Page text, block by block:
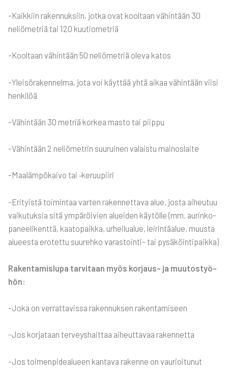
-Kaik­kiin raken­nuk­siin, jot­ka ovat kool­taan vähin­tään 30
neliö­met­riä tai 120 kuu­tio­met­riä
-Kool­taan vähin­tään 50 neliö­met­riä ole­va katos
-Ylei­sö­ra­ken­nel­ma, jota voi käyt­tää yhtä aikaa vähin­tään vii­si
hen­ki­löä
-Vähin­tään 30 met­riä kor­kea mas­to tai piip­pu
-Vähin­tään 2 neliö­met­rin suu­rui­nen valais­tu mai­nos­lai­te
-Maa­läm­pö­kai­vo tai ‑keruu­pii­ri
-Eri­tyis­tä toi­min­taa var­ten raken­net­ta­va alue, jos­ta aiheu­tuu
vai­ku­tuk­sia sitä ympä­röi­vien aluei­den käy­töl­le (mm. aurin­ko­
pa­nee­li­kent­tä, kaa­to­paik­ka, urhei­lua­lue, lei­rin­tä­alue, muus­ta
alu­ees­ta ero­tet­tu suu­reh­ko varas­toin­ti- tai pysä­köin­ti­paik­ka)
Raken­ta­mis­lu­pa tar­vi­taan myös kor­jaus- ja muu­tos­työ­
hön:
-Joka on ver­rat­ta­vis­sa raken­nuk­sen raken­ta­mi­seen
-Jos kor­ja­taan ter­veys­hait­taa aiheut­ta­vaa raken­net­ta
-Jos toi­men­pi­dea­lu­een kan­ta­va raken­ne on vau­rioi­tu­nut